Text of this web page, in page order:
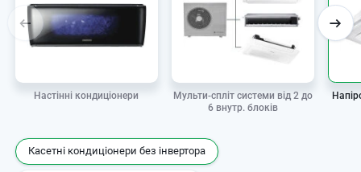
Настінні кондиціонери
Мульти-спліт системи від 2 до
6 внутр. блоків
Касетні кондиціонери без інвертора